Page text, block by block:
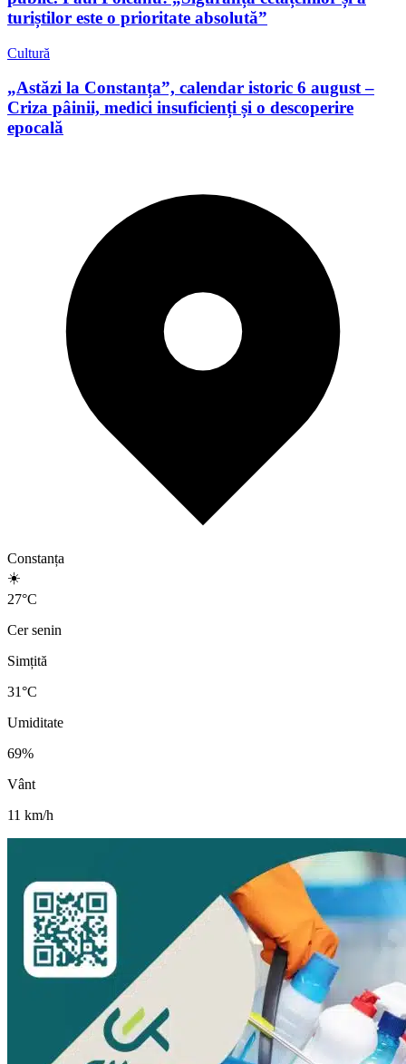
turiștilor este o prioritate absolută”
Cultură
„Astăzi la Constanța”, calendar istoric 6 august –
Criza pâinii, medici insuficienți și o descoperire
epocală
Constanța
☀️
27°C
Cer senin
Simțită
31°C
Umiditate
69%
Vânt
11 km/h